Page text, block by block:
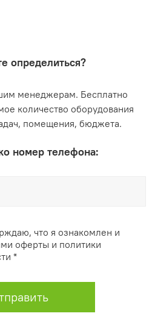
определиться?
менеджерам. Бесплатно
количество оборудования
помещения, бюджета.
номер телефона:
что я ознакомлен и
оферты и политики
*